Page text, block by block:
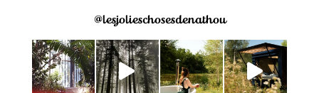
@lesjolieschosesdenathou